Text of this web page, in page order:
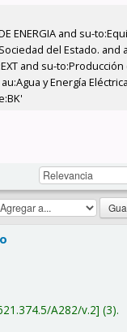
ENERGIA and su-
del Estado. and
and su-
y Energía
A282/v.2 (3).